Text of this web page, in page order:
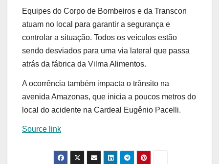
Equipes do Corpo de Bombeiros e da Transcon
atuam no local para garantir a segurança e
controlar a situação. Todos os veículos estão
sendo desviados para uma via lateral que passa
atrás da fábrica da Vilma Alimentos.
A ocorrência também impacta o trânsito na
avenida Amazonas, que inicia a poucos metros do
local do acidente na Cardeal Eugênio Pacelli.
Source link